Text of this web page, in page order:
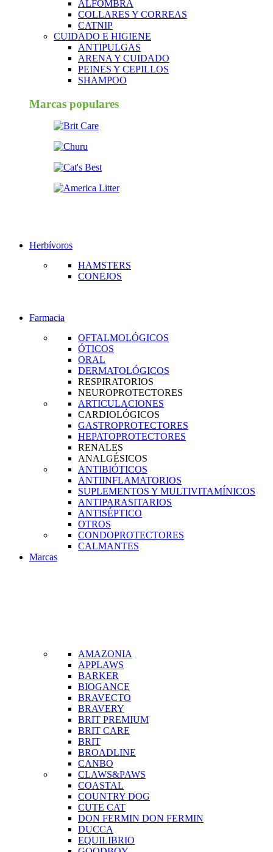
ALFOMBRA
COLLARES Y CORREAS
CATNIP
CUIDADO E HIGIENE
ANTIPULGAS
ARENA Y CUIDADO
PEINES Y CEPILLOS
SHAMPOO
Marcas populares
Herbívoros
HAMSTERS
CONEJOS
Farmacia
OFTALMOLÓGICOS
ÓTICOS
ORAL
DERMATOLÓGICOS
RESPIRATORIOS
NEUROPROTECTORES
ARTICULACIONES
CARDIOLÓGICOS
GASTROPROTECTORES
HEPATOPROTECTORES
RENALES
ANALGÉSICOS
ANTIBIÓTICOS
ANTIINFLAMATORIOS
SUPLEMENTOS Y MULTIVITAMÍNICOS
ANTIPARASITARIOS
ANTISÉPTICO
OTROS
CONDOPROTECTORES
CALMANTES
Marcas
AMAZONIA
APPLAWS
BARKER
BIOGANCE
BRAVECTO
BRAVERY
BRIT PREMIUM
BRIT CARE
BRIT
BROADLINE
CANBO
CLAWS&PAWS
COASTAL
COUNTRY DOG
CUTE CAT
DON FERMIN DON FERMIN
DUCCA
EQUILIBRIO